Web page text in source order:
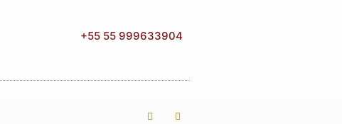
+55 55 999633904